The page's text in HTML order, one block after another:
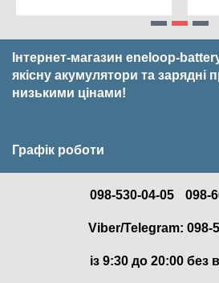
Інтернет-магазин eneloop-
якісну акумулятори та зарядні
низькими цінами!
Графік роботи
098-530-04-05 098-
Viber/Telegram: 098-
із 9:30 до 20:00 без